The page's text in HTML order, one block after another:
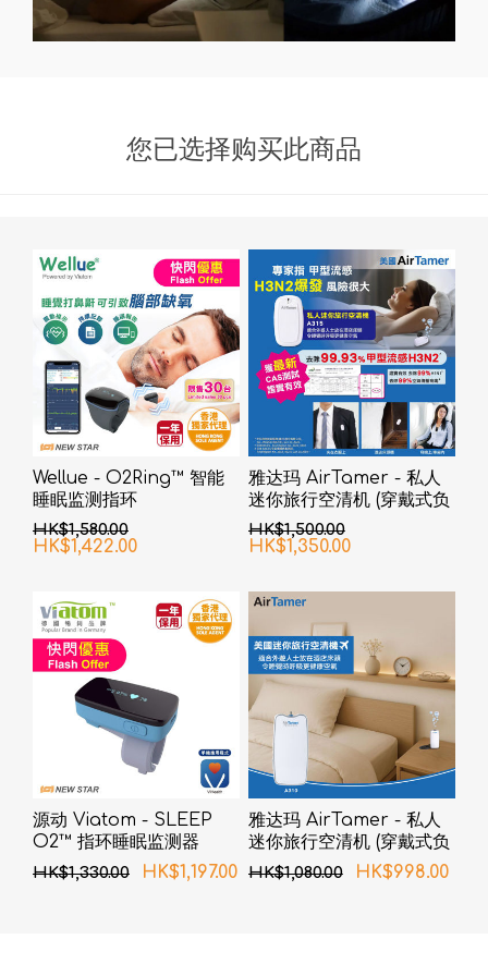
您已选择购买此商品
Wellue - O2Ring™ 智能
睡眠监测指环
HK$1,580.00
HK$1,422.00
雅达玛 AirTamer - 私人
迷你旅行空清机 (穿戴式负
离子空气净化器) A315 - 白
色
HK$1,500.00
HK$1,350.00
源动 Viatom - SLEEP
O2™ 指环睡眠监测器
HK$1,330.00 HK$1,197.00
雅达玛 AirTamer - 私人
迷你旅行空清机 (穿戴式负
离子空气净化器) A310 - 白
HK$1,080.00 HK$998.00